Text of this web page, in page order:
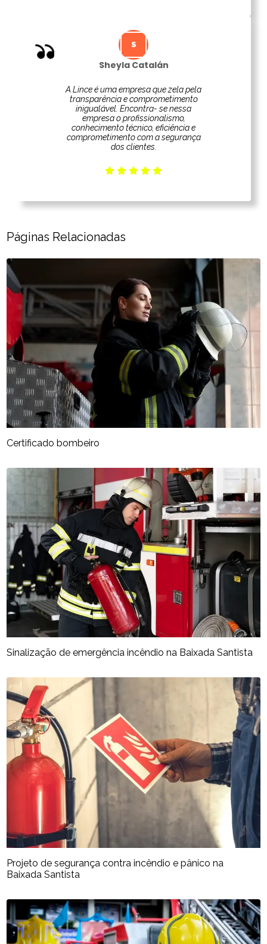
Sheyla Catalán
A Lince é uma empresa que zela pela
transparência e comprometimento
inigualável. Encontra- se nessa
empresa o profissionalismo,
conhecimento técnico, eficiência e
comprometimento com a segurança
dos clientes.
Páginas Relacionadas
Certificado bombeiro
Sinalização de emergência incêndio na Baixada Santista
Projeto de segurança contra incêndio e pânico na
Baixada Santista